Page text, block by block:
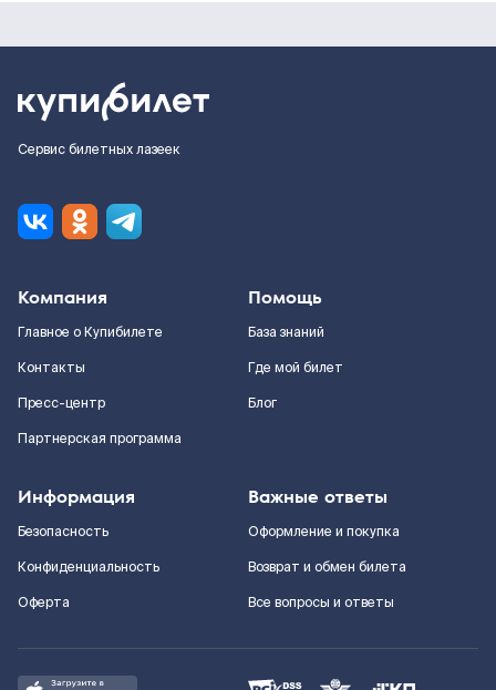
Сервис билетных лазеек
Компания
Главное о Купибилете
Контакты
Пресс-центр
Партнерская программа
Помощь
База знаний
Где мой билет
Блог
Информация
Безопасность
Конфиденциальность
Оферта
Важные ответы
Оформление и покупка
Возврат и обмен билета
Все вопросы и ответы